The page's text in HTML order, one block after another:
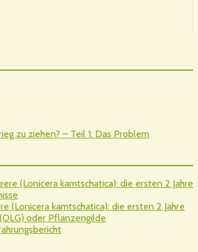
zu ziehen? – Teil 1: Das Problem
(Lonicera kamtschatica): die ersten 2 Jahre
(Lonicera kamtschatica): die ersten 2 Jahre
oder Pflanzengilde